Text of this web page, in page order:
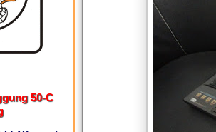
50-C